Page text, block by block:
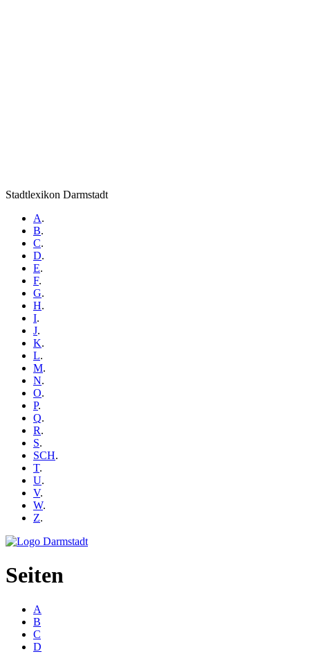
Stadtlexikon Darmstadt
A.
B.
C.
D.
E.
F.
G.
H.
I.
J.
K.
L.
M.
N.
O.
P.
Q.
R.
S.
SCH.
T.
U.
V.
W.
Z.
Seiten
A
B
C
D